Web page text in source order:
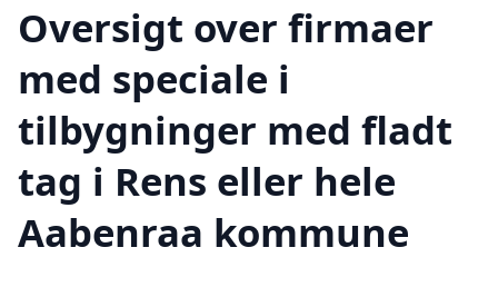
Oversigt over firmaer
med speciale i
tilbygninger med fladt
tag i Rens eller hele
Aabenraa kommune